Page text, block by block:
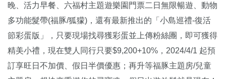
晚、活力早餐、六福村主題遊樂園門票二日無限暢遊、動物
多功能髮帶(福豚/狐獴)，還有最新推出的「小島巡禮-復活
節彩蛋版」，只要現場找尋獲彩蛋並上傳粉絲團，即可獲得
精美小禮，現在雙人同行只要$9,200+10%，2024/4/1 起預
訂享旺日不加價、假日半價優惠；再升等福豚主題房/兒童